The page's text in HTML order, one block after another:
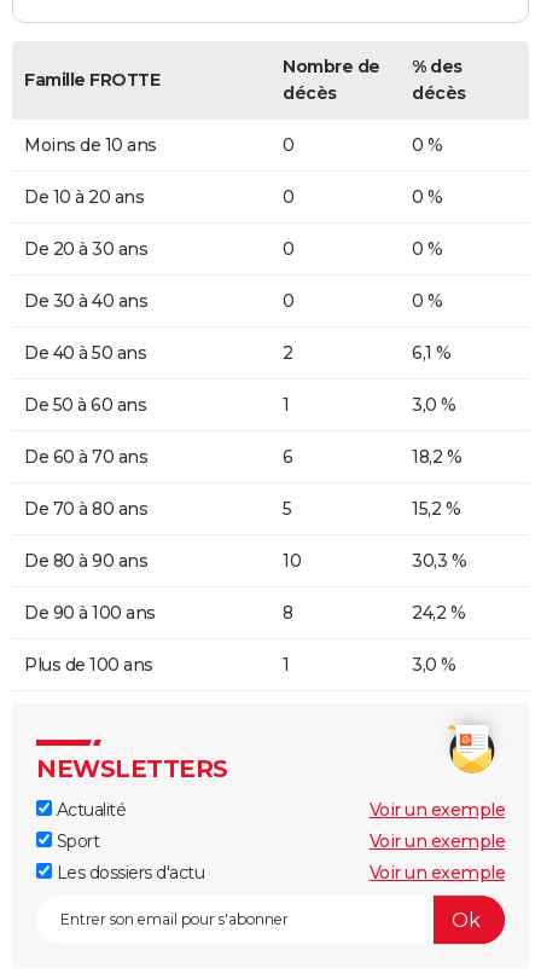
Famille FROTTE
Nombre de
décès
% des
décès
Moins de 10 ans 0 0 %
De 10 à 20 ans 0 0 %
De 20 à 30 ans 0 0 %
De 30 à 40 ans 0 0 %
De 40 à 50 ans 2 6,1 %
De 50 à 60 ans 1 3,0 %
De 60 à 70 ans 6 18,2 %
De 70 à 80 ans 5 15,2 %
De 80 à 90 ans 10 30,3 %
De 90 à 100 ans 8 24,2 %
Plus de 100 ans 1 3,0 %
NEWSLETTERS
Actualité
Voir un exemple
Sport
Voir un exemple
Les dossiers d'actu
Voir un exemple